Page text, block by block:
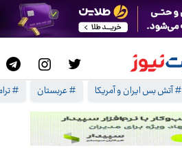
# آتش بس ایران و آمریکا # عربستان #